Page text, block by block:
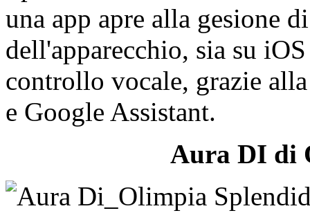
una app apre alla gesione
dell'apparecchio, sia su
controllo vocale, grazie
e Google Assistant.
Aura DI di